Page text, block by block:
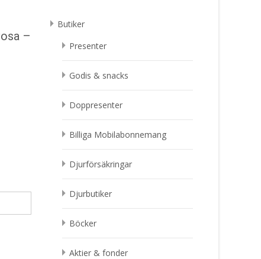
–
Butiker
Presenter
Godis & snacks
Doppresenter
Billiga Mobilabonnemang
Djurförsäkringar
Djurbutiker
Böcker
Aktier & fonder